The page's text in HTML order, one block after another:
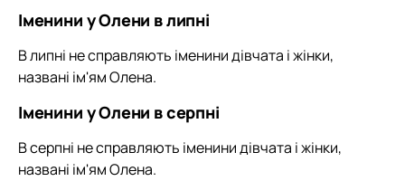
Іменини у Олени в липні
В липні не справляють іменини дівчата і жінки,
названі ім'ям Олена.
Іменини у Олени в серпні
В серпні не справляють іменини дівчата і жінки,
названі ім'ям Олена.